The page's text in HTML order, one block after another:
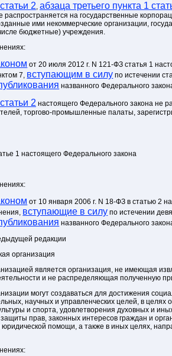
2, абзаца третьего пункта 1
распространяется на государственные
ими некоммерческие организации,
бюджетные) учреждения.
от 20 июля 2012 г. N 121-ФЗ статья 1
7, вступающим в силу по истечении
названного Федерального
2 настоящего Федерального закона не
торгово-промышленные палаты,
1 настоящего Федерального закона
от 10 января 2006 г. N 18-ФЗ в статью 2
вступающие в силу по истечении
названного Федерального
редакции
организация
является организация, не имеющая
и не распределяющая полученную
могут создаваться для достижения
научных и управленческих целей, в целях
и спорта, удовлетворения духовных и
прав, законных интересов граждан и
юридической помощи, а также в иных целях,